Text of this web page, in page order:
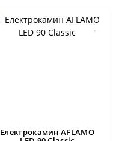
Електрокамин AFLAMO